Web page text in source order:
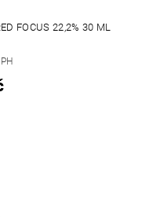
FOCUS 22,2% 30 ML